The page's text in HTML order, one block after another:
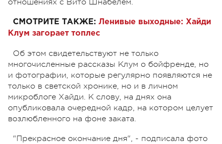
отношениях с Вито Шнабелем.
СМОТРИТЕ ТАКЖЕ: Ленивые выходные: Хайди
Клум загорает топлес
Об этом свидетельствуют не только
многочисленные рассказы Клум о бойфренде, но
и фотографии, которые регулярно появляются не
только в светской хронике, но и в личном
микроблоге Хайди. К слову, на днях она
опубликовала очередной кадр, на котором целует
возлюбленного на фоне заката.
"Прекрасное окончание дня", - подписала фото